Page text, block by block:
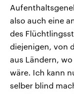
also auch eine
des
diejenigen, von
aus Ländern,
wäre. Ich kann
selber blind